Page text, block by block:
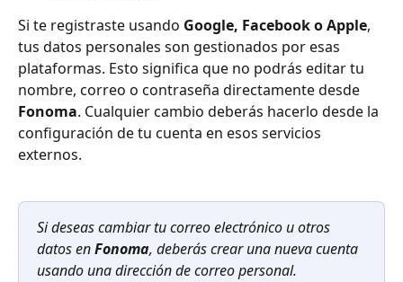
Si te registraste usando Google, Facebook o Apple,
tus datos personales son gestionados por esas
plataformas. Esto significa que no podrás editar tu
nombre, correo o contraseña directamente desde
Fonoma. Cualquier cambio deberás hacerlo desde la
configuración de tu cuenta en esos servicios
externos.
Si deseas cambiar tu correo electrónico u otros
datos en Fonoma, deberás crear una nueva cuenta
usando una dirección de correo personal.